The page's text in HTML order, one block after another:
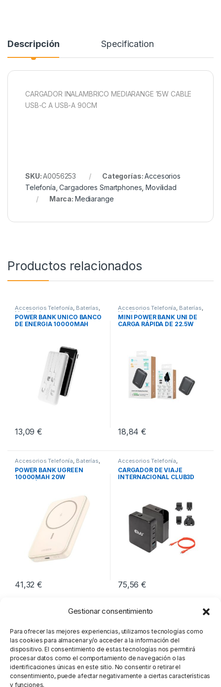
Gestionar consentimiento
Para ofrecer las mejores experiencias, utilizamos tecnologías como
las cookies para almacenar y/o acceder a la información del
dispositivo. El consentimiento de estas tecnologías nos permitirá
procesar datos como el comportamiento de navegación o las
identificaciones únicas en este sitio. No consentir o retirar el
consentimiento, puede afectar negativamente a ciertas características
y funciones.
Descripción Specification
CARGADOR INALAMBRICO MEDIARANGE 15W CABLE
USB-C A USB-A 90CM
SKU:A0056253 Categorías:Accesorios
Telefonía ,Cargadores Smartphones ,Movilidad
Marca: Mediarange
Productos relacionados
Accesorios Telefonía, Baterías,
Movilidad
POWER BANK UNICO BANCO
DE ENERGIA 10000MAH
13,09€
Accesorios Telefonía, Baterías,
Movilidad
MINI POWER BANK UNI DE
CARGA RÁPIDA DE 22.5W
18,84€
Accesorios Telefonía, Baterías,
Movilidad
POWER BANK UGREEN
10000MAH 20W
41,32€
Accesorios Telefonía,
Cargadores Smartphones
Movilidad
CARGADOR DE VIAJE
INTERNACIONAL CLUB3D
75,56€